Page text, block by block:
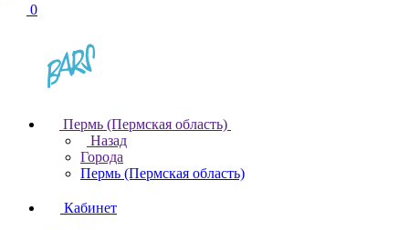
0
Пермь (Пермская область)
Назад
Города
Пермь (Пермская область)
Кабинет